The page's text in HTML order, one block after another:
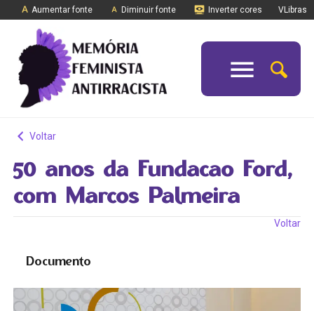
Aumentar fonte Diminuir fonte Inverter cores VLibras
Voltar
50 anos da Fundacao Ford,
com Marcos Palmeira
Voltar
Documento